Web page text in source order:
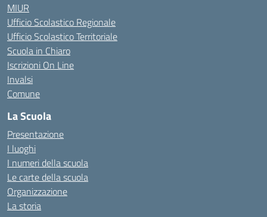
MIUR
Ufficio Scolastico Regionale
Ufficio Scolastico Territoriale
Scuola in Chiaro
Iscrizioni On Line
Invalsi
Comune
La Scuola
Presentazione
I luoghi
I numeri della scuola
Le carte della scuola
Organizzazione
La storia